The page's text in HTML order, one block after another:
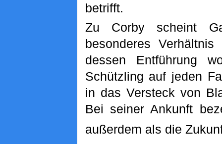
betrifft.
Zu Corby scheint
besonderes
dessen Entführung
Schützling auf jeden
in das Versteck von
Bei seiner Ankunft
außerdem als die